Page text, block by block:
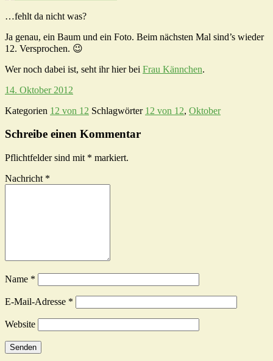
…fehlt da nicht was?
Ja genau, ein Baum und ein Foto. Beim nächsten Mal sind’s wieder
12. Versprochen. 😉
Wer noch dabei ist, seht ihr hier bei Frau Kännchen.
14. Oktober 2012
Kategorien 12 von 12 Schlagwörter 12 von 12, Oktober
Schreibe einen Kommentar
Pflichtfelder sind mit * markiert.
Nachricht *
Name *
E-Mail-Adresse *
Website